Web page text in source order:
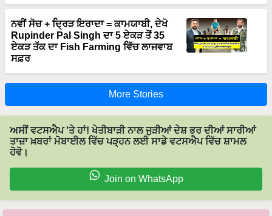
ਨਵੀਂ ਸੋਚ + ਦ੍ਰਿੜ ਇਰਾਦਾ = ਕਾਮਯਾਬੀ, ਦੇਖੋ
Rupinder Pal Singh ਦਾ 5 ਏਕੜ ਤੋਂ 35
ਏਕੜ ਤੱਕ ਦਾ Fish Farming ਵਿੱਚ ਲਾਜਵਾਬ
ਸਫ਼ਰ
More Stories
ਤਾਜ਼ਾ ਖ਼ਬਰਾਂ ਮੋਬਾਈਲ ਵਿੱਚ ਪੜ੍ਹਨ ਲਈ ਸਾਡੇ ਵਟਸਐਪ ਵਿੱਚ ਸ਼ਾਮਲ
ਹੋਵੋ।